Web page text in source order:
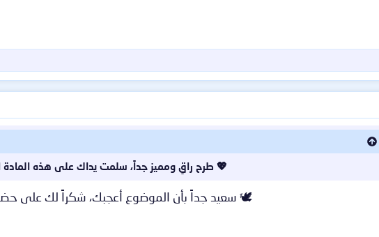
💖 طرح راقٍ ومميز جداً، سلمت يداك على هذه المادة
🕊️ سعيد جداً بأن الموضوع أعجبك، شكراً لك على